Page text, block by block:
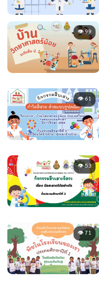
👁 99
👁 61
👁 53
👁 71